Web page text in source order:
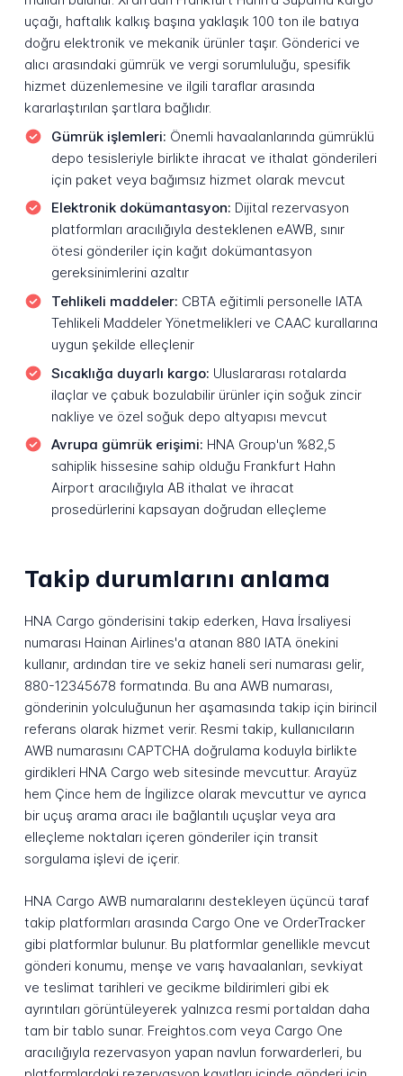
uçağı, haftalık kalkış başına yaklaşık 100 ton ile batıya
doğru elektronik ve mekanik ürünler taşır. Gönderici ve
alıcı arasındaki gümrük ve vergi sorumluluğu, spesifik
hizmet düzenlemesine ve ilgili taraflar arasında
kararlaştırılan şartlara bağlıdır.
Gümrük işlemleri: Önemli havaalanlarında gümrüklü
depo tesisleriyle birlikte ihracat ve ithalat gönderileri
için paket veya bağımsız hizmet olarak mevcut
Elektronik dokümantasyon: Dijital rezervasyon
platformları aracılığıyla desteklenen eAWB, sınır
ötesi gönderiler için kağıt dokümantasyon
gereksinimlerini azaltır
Tehlikeli maddeler: CBTA eğitimli personelle IATA
Tehlikeli Maddeler Yönetmelikleri ve CAAC kurallarına
uygun şekilde elleçlenir
Sıcaklığa duyarlı kargo: Uluslararası rotalarda
ilaçlar ve çabuk bozulabilir ürünler için soğuk zincir
nakliye ve özel soğuk depo altyapısı mevcut
Avrupa gümrük erişimi: HNA Group'un %82,5
sahiplik hissesine sahip olduğu Frankfurt Hahn
Airport aracılığıyla AB ithalat ve ihracat
prosedürlerini kapsayan doğrudan elleçleme
Takip durumlarını anlama
HNA Cargo gönderisini takip ederken, Hava İrsaliyesi
numarası Hainan Airlines'a atanan 880 IATA önekini
kullanır, ardından tire ve sekiz haneli seri numarası gelir,
880-12345678 formatında. Bu ana AWB numarası,
gönderinin yolculuğunun her aşamasında takip için birincil
referans olarak hizmet verir. Resmi takip, kullanıcıların
AWB numarasını CAPTCHA doğrulama koduyla birlikte
girdikleri HNA Cargo web sitesinde mevcuttur. Arayüz
hem Çince hem de İngilizce olarak mevcuttur ve ayrıca
bir uçuş arama aracı ile bağlantılı uçuşlar veya ara
elleçleme noktaları içeren gönderiler için transit
sorgulama işlevi de içerir.
HNA Cargo AWB numaralarını destekleyen üçüncü taraf
takip platformları arasında Cargo One ve OrderTracker
gibi platformlar bulunur. Bu platformlar genellikle mevcut
gönderi konumu, menşe ve varış havaalanları, sevkiyat
ve teslimat tarihleri ve gecikme bildirimleri gibi ek
ayrıntıları görüntüleyerek yalnızca resmi portaldan daha
tam bir tablo sunar. Freightos.com veya Cargo One
aracılığıyla rezervasyon yapan navlun forwarderleri, bu